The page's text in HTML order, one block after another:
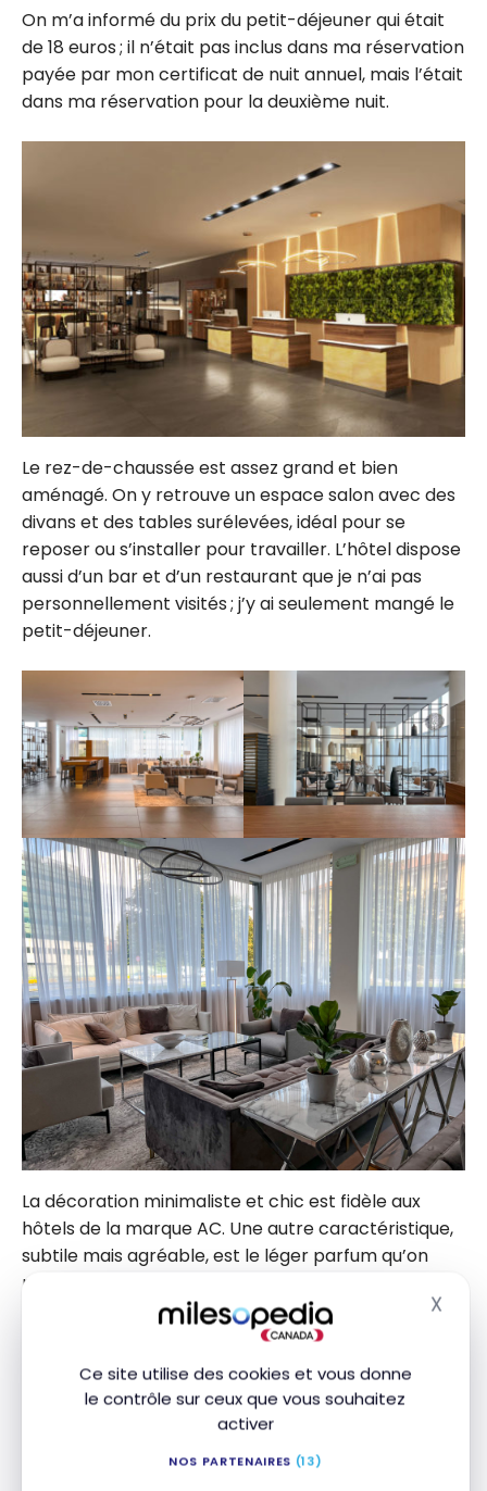
Ce site utilise des cookies et vous donne
le contrôle sur ceux que vous souhaitez
activer
NOS PARTENAIRES (13)
X
On m’a informé du prix du petit-déjeuner qui était
de 18 euros ; il n’était pas inclus dans ma réservation
payée par mon certificat de nuit annuel, mais l’était
dans ma réservation pour la deuxième nuit.
Le rez-de-chaussée est assez grand et bien
aménagé. On y retrouve un espace salon avec des
divans et des tables surélevées, idéal pour se
reposer ou s’installer pour travailler. L’hôtel dispose
aussi d’un bar et d’un restaurant que je n’ai pas
personnellement visités ; j’y ai seulement mangé le
petit-déjeuner.
La décoration minimaliste et chic est fidèle aux
hôtels de la marque AC. Une autre caractéristique,
subtile mais agréable, est le léger parfum qu’on
peut déceler dans l’hôtel, les couloirs et dans la
AC Milan Sesto – Chambre
J’ai réservé la chambre Deluxe avec très grand lit
(king), et puisque mon profil de membre Marriott